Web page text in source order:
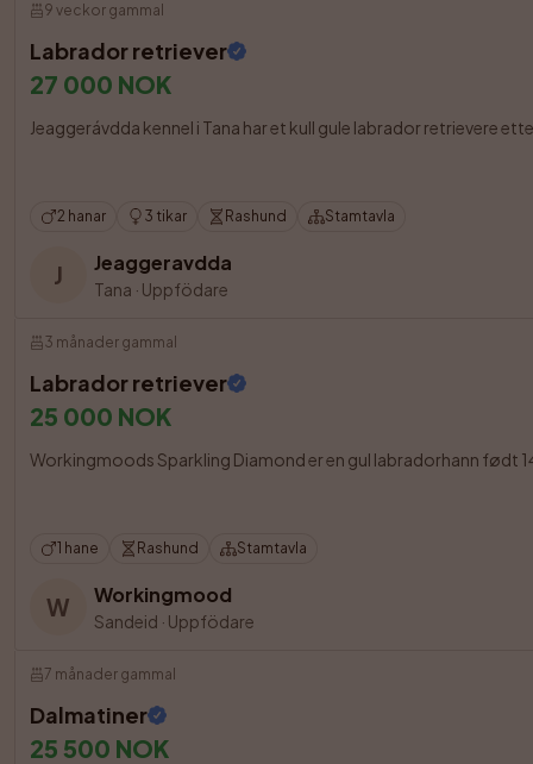
9 veckor gammal
Labrador retriever
27 000 NOK
Jeaggerávdda kennel i Tana har et kull gule labrador retrievere
2 hanar 3 tikar Rashund Stamtavla
J Jeaggeravdda
Tana · Uppfödare
3 månader gammal
Labrador retriever
25 000 NOK
Workingmoods Sparkling Diamond er en gul labradorhann født
1 hane Rashund Stamtavla
W Workingmood
Sandeid · Uppfödare
7 månader gammal
Dalmatiner
25 500 NOK